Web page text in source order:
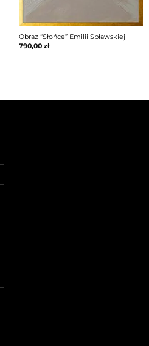
Obraz “Słońce” Emilii Spławskiej
790,00 zł